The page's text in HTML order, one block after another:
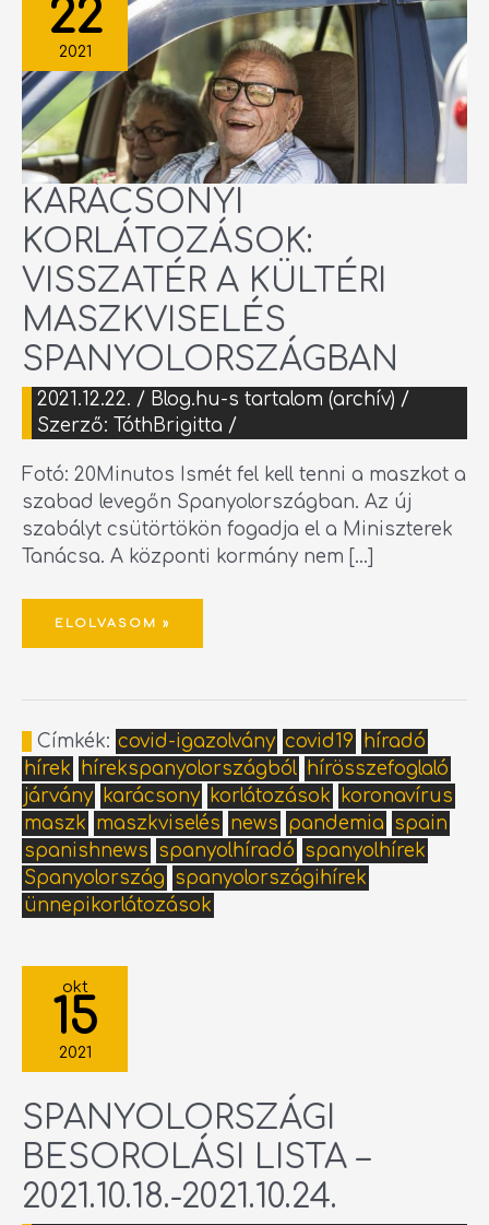
22
2021
KARÁCSONYI
KORLÁTOZÁSOK:
VISSZATÉR A KÜLTÉRI
MASZKVISELÉS
SPANYOLORSZÁGBAN
2021.12.22. / Blog.hu-s tartalom (archív) /
Szerző: TóthBrigitta /
Fotó: 20Minutos Ismét fel kell tenni a maszkot a
szabad levegőn Spanyolországban. Az új
szabályt csütörtökön fogadja el a Miniszterek
Tanácsa. A központi kormány nem […]
A
KÜLTÉRI
MASZKVISELÉS
SPANYOLORSZÁGBAN
ELOLVASOM »
Címkék: covid-igazolvány covid19 híradó
hírek hírekspanyolországból hírösszefoglaló
járvány karácsony korlátozások
koronavírus
maszk maszkviselés news pandemia spain
spanishnews spanyolhíradó spanyolhírek
Spanyolország spanyolországihírek
ünnepikorlátozások
okt
15
2021
SPANYOLORSZÁGI
BESOROLÁSI LISTA –
2021.10.18.-2021.10.24.
SPANYOLORSZÁGI
BESOROLÁSI
LISTA
–
2021.10.18.-2021.10.24.